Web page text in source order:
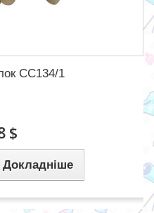
CC134/1
$
Докладніше